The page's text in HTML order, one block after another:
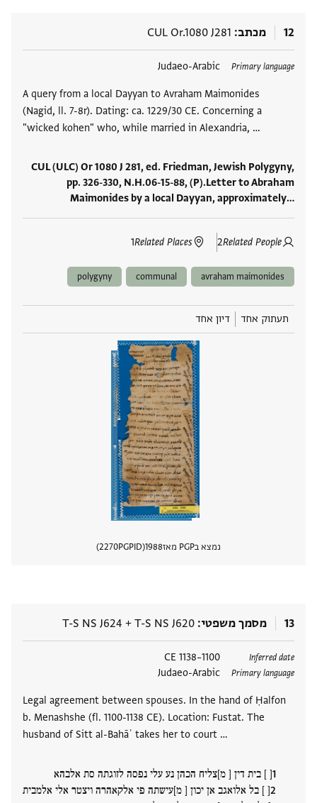
12 מכתב CUL Or.1080 J281
Primary language
Judaeo-Arabic
A query from a local Dayyan to Avraham Maimonides
(Nagid, ll. 7-8r). Dating: ca. 1229/30 CE. Concerning a
"wicked kohen" who, while married in Alexandria, …
CUL (ULC) Or 1080 J 281, ed. Friedman, Jewish Polygyny,
pp. 326-330, N.H.06-15-88, (P).Letter to Abraham
Maimonides by a local Dayyan, approximately‮…
Related People
2
Related Places
1
תגים
avraham maimonides
communal
polygyny
תעתוק אחד דיון אחד
נמצא בPGP מאז 1988
PGPID
2270
13 מסמך משפטי T-S NS J620
+
T-S NS J624
Inferred date
1100–1138 CE
Primary language
Judaeo-Arabic
Legal agreement between spouses. In the hand of Ḥalfon
b. Menashshe (fl. 1100-1138 CE). Location: Fustat. The
husband of Sitt al-Bahāʾ takes her to court …
[ ] בית דין [ מ]צליח הכהן נע עלי נפסה לזוגתה סת אלבהא
[ ] בל אלואגב אן יכון [ מ]עישתה פי אלקאהרה ויצטר אלי אלמבית
תגים